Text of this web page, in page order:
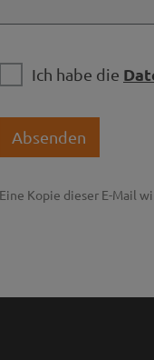
Ich habe die
Absenden
Eine Kopie dieser E-Mail